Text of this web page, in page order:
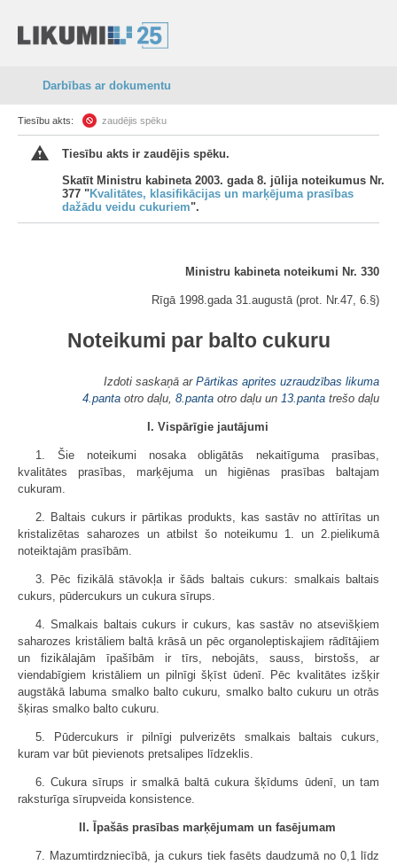
Darbības ar dokumentu
Tiesību akts: zaudējis spēku
Tiesību akts ir zaudējis spēku.
Skatīt Ministru kabineta 2003. gada 8. jūlija noteikumus Nr.
377 "Kvalitātes, klasifikācijas un marķējuma prasības
dažādu veidu cukuriem".
Ministru kabineta noteikumi Nr. 330
Rīgā 1998.gada 31.augustā (prot. Nr.47, 6.§)
Noteikumi par balto cukuru
Izdoti saskaņā ar Pārtikas aprites uzraudzības likuma
4.panta otro daļu, 8.panta otro daļu un 13.panta trešo daļu
I. Vispārīgie jautājumi
1. Šie noteikumi nosaka obligātās nekaitīguma prasības,
kvalitātes prasības, marķējuma un higiēnas prasības baltajam
cukuram.
2. Baltais cukurs ir pārtikas produkts, kas sastāv no attīrītas un
kristalizētas saharozes un atbilst šo noteikumu 1. un 2.pielikumā
noteiktajām prasībām.
3. Pēc fizikālā stāvokļa ir šāds baltais cukurs: smalkais baltais
cukurs, pūdercukurs un cukura sīrups.
4. Smalkais baltais cukurs ir cukurs, kas sastāv no atsevišķiem
saharozes kristāliem baltā krāsā un pēc organoleptiskajiem rādītājiem
un fizikālajām īpašībām ir tīrs, nebojāts, sauss, birstošs, ar
viendabīgiem kristāliem un pilnīgi šķīst ūdenī. Pēc kvalitātes izšķir
augstākā labuma smalko balto cukuru, smalko balto cukuru un otrās
šķiras smalko balto cukuru.
5. Pūdercukurs ir pilnīgi pulverizēts smalkais baltais cukurs,
kuram var būt pievienots pretsalipes līdzeklis.
6. Cukura sīrups ir smalkā baltā cukura šķīdums ūdenī, un tam
raksturīga sīrupveida konsistence.
II. Īpašās prasības marķējumam un fasējumam
7. Mazumtirdzniecībā, ja cukurs tiek fasēts daudzumā no 0,1 līdz